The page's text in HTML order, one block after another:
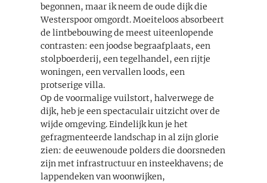
begonnen, maar ik neem de oude dijk die
Westerspoor omgordt. Moeiteloos absorbeert
de lintbebouwing de meest uiteenlopende
contrasten: een joodse begraafplaats, een
stolpboerderij, een tegelhandel, een rijtje
woningen, een vervallen loods, een
protserige villa.
Op de voormalige vuilstort, halverwege de
dijk, heb je een spectaculair uitzicht over de
wijde omgeving. Eindelijk kun je het
gefragmenteerde landschap in al zijn glorie
zien: de eeuwenoude polders die doorsneden
zijn met infrastructuur en insteekhavens; de
lappendeken van woonwijken,